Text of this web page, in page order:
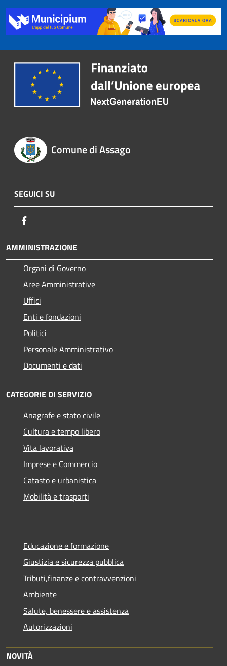
Comune di Assago
SEGUICI SU
AMMINISTRAZIONE
Organi di Governo
Aree Amministrative
Uffici
Enti e fondazioni
Politici
Personale Amministrativo
Documenti e dati
CATEGORIE DI SERVIZIO
Anagrafe e stato civile
Cultura e tempo libero
Vita lavorativa
Imprese e Commercio
Catasto e urbanistica
Mobilità e trasporti
Educazione e formazione
Giustizia e sicurezza pubblica
Tributi,finanze e contravvenzioni
Ambiente
Salute, benessere e assistenza
Autorizzazioni
NOVITÀ